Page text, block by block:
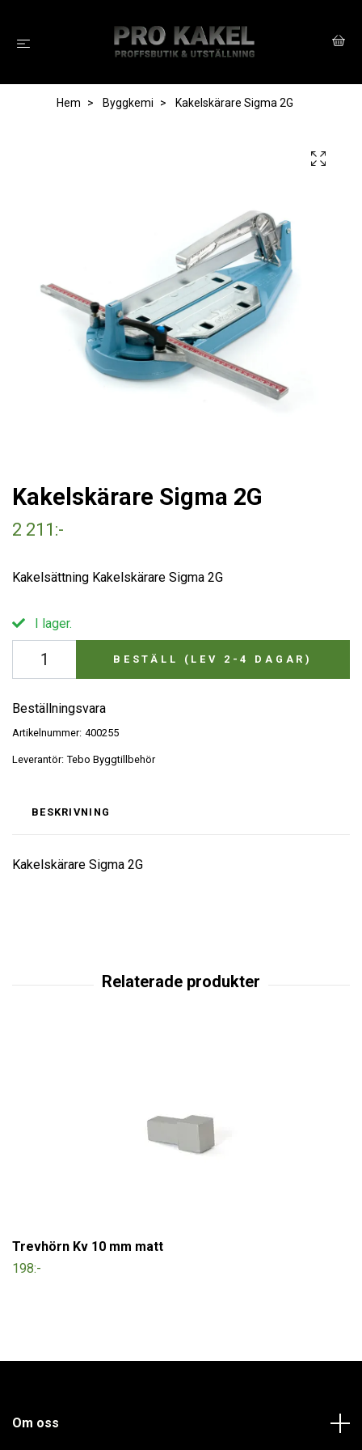
Hem Byggkemi Kakelskärare Sigma 2G
Kakelskärare Sigma 2G
2 211:-
Kakelsättning Kakelskärare Sigma 2G
I lager.
BESTÄLL (LEV 2-4 DAGAR)
Beställningsvara
Artikelnummer: 400255
Leverantör: Tebo Byggtillbehör
BESKRIVNING
Kakelskärare Sigma 2G
Trevhörn Kv 10 mm matt
198:-
Om oss